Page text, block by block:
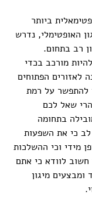
ביותר
האופטימלי, נדרש
רב בתחום.
מורכב בכדי
לאזורים הפתוחים
להתפשר על רמת
שאל לכם
בתחומה
כי את השפעות
מידי וכי ההשלכות
חשוב לוודא כי אתם
ומבצעים מיגון